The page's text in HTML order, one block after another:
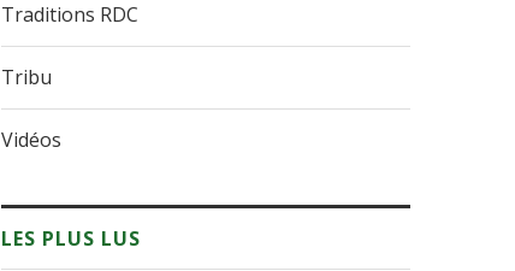
Traditions RDC
Tribu
Vidéos
LES PLUS LUS